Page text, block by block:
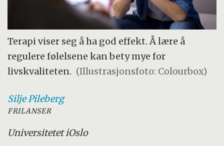
Terapi viser seg å ha god effekt. Å lære å
regulere følelsene kan bety mye for
livskvaliteten. (Illustrasjonsfoto: Colourbox)
SiljePileberg
FRILANSER
Universitetet iOslo